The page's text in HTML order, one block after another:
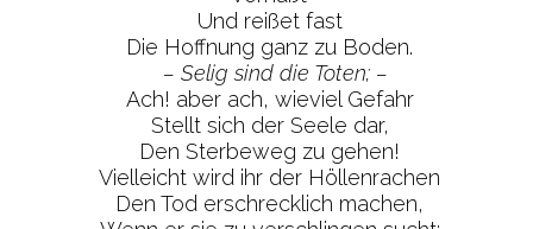
Und reißet fast
Die Hoffnung ganz zu Boden.
– Selig sind die Toten; –
Ach! aber ach, wieviel Gefahr
Stellt sich der Seele dar,
Den Sterbeweg zu gehen!
Vielleicht wird ihr der Höllenrachen
Den Tod erschrecklich machen,